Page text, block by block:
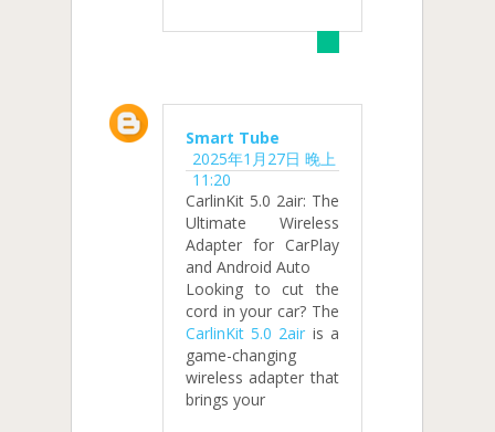
Smart Tube
2025年1月27日 晚上
11:20
CarlinKit 5.0 2air: The
Ultimate Wireless
Adapter for CarPlay
and Android Auto
Looking to cut the
cord in your car? The
CarlinKit 5.0 2air is a
game-changing
wireless adapter that
brings your